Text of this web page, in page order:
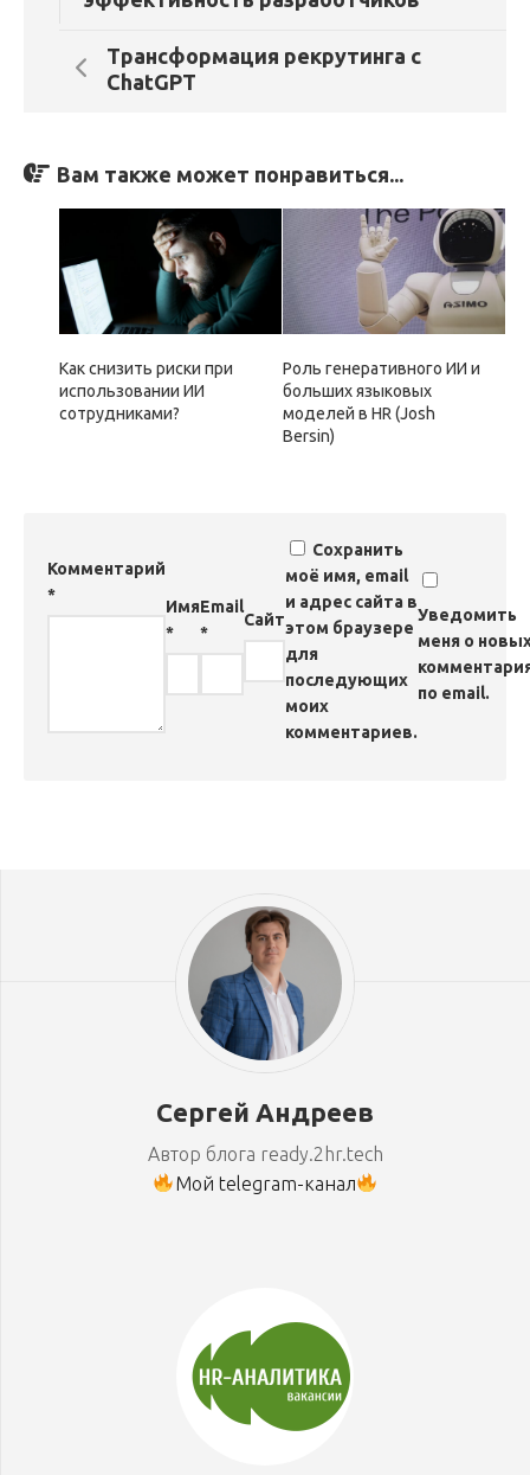
Трансформация рекрутинга с
ChatGPT
Вам также может понравиться...
Как снизить риски при
использовании ИИ
сотрудниками?
Роль генеративного ИИ и
больших языковых
моделей в HR (Josh
Bersin)
Комментарий
*
Имя
*
Email
*
Сайт
Сохранить
моё имя, email
и адрес сайта в
этом браузере
для
последующих
моих
комментариев.
Уведомить
меня о
по email.
Сергей Андреев
Автор блога ready.2hr.tech
Мой telegram-канал